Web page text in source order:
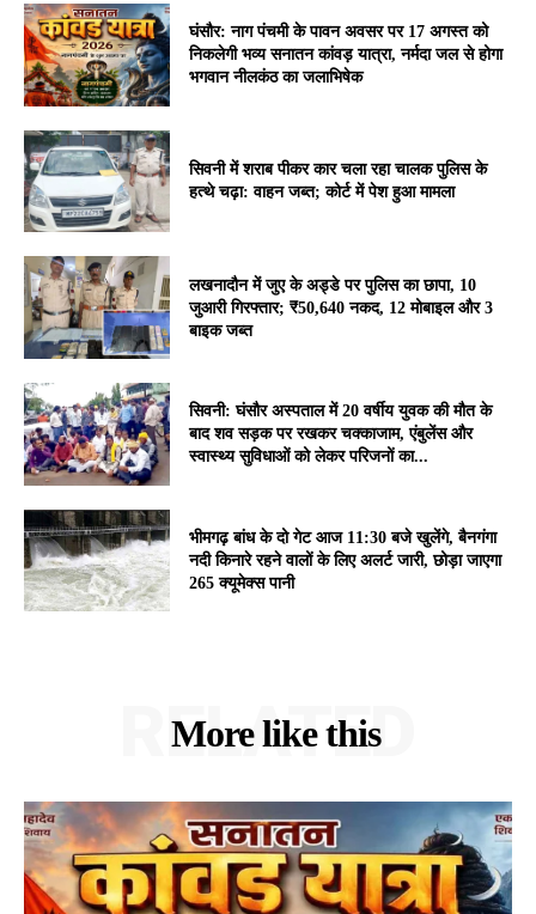
घंसौर: नाग पंचमी के पावन अवसर पर 17 अगस्त को
निकलेगी भव्य सनातन कांवड़ यात्रा, नर्मदा जल से होगा
भगवान नीलकंठ का जलाभिषेक
सिवनी में शराब पीकर कार चला रहा चालक पुलिस के
हत्थे चढ़ा: वाहन जब्त; कोर्ट में पेश हुआ मामला
लखनादौन में जुए के अड्डे पर पुलिस का छापा, 10
जुआरी गिरफ्तार; ₹50,640 नकद, 12 मोबाइल और 3
बाइक जब्त
सिवनी: घंसौर अस्पताल में 20 वर्षीय युवक की मौत के
बाद शव सड़क पर रखकर चक्काजाम, एंबुलेंस और
स्वास्थ्य सुविधाओं को लेकर परिजनों का...
भीमगढ़ बांध के दो गेट आज 11:30 बजे खुलेंगे, बैनगंगा
नदी किनारे रहने वालों के लिए अलर्ट जारी, छोड़ा जाएगा
265 क्यूमेक्स पानी
More like this
RELATED